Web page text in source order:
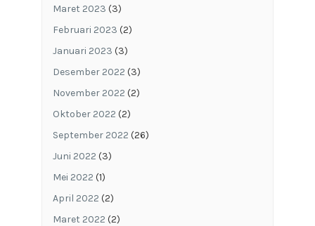
Maret 2023 (3)
Februari 2023 (2)
Januari 2023 (3)
Desember 2022 (3)
November 2022 (2)
Oktober 2022 (2)
September 2022 (26)
Juni 2022 (3)
Mei 2022 (1)
April 2022 (2)
Maret 2022 (2)